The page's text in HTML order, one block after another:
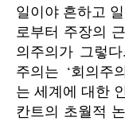
일이야 흔하고
로부터 주장의
의주의가 그렇
주의는 ‘회의주
는 세계에 대한
칸트의 초월적